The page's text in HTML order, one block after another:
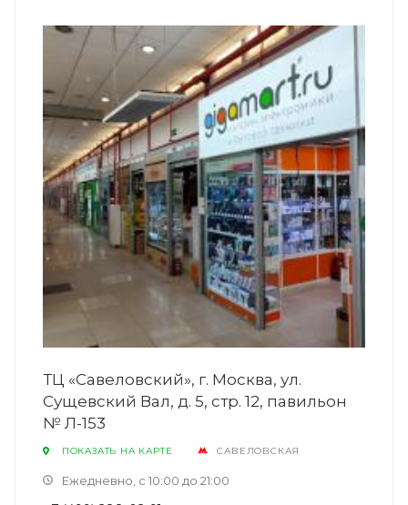
ТЦ «Савеловский», г. Москва, ул.
Сущевский Вал, д. 5, стр. 12, павильон
№ Л-153
ПОКАЗАТЬ НА КАРТЕ САВЕЛОВСКАЯ
Ежедневно, с 10:00 до 21:00